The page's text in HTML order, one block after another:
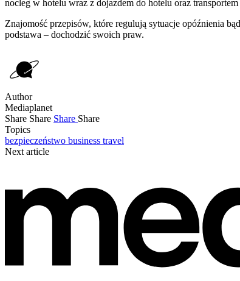
nocleg w hotelu wraz z dojazdem do hotelu oraz
Znajomość przepisów, które regulują sytuacje opóźnienia
podstawa – dochodzić swoich praw.
Author
Mediaplanet
Share Share Share Share
Topics
bezpieczeństwo business travel
Next article